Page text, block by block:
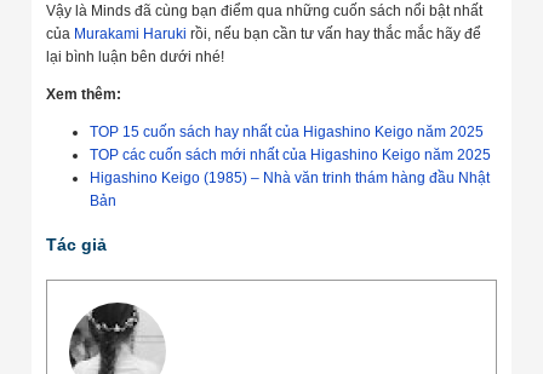
Vậy là Minds đã cùng bạn điểm qua những cuốn sách nổi bật nhất
của Murakami Haruki rồi, nếu bạn cần tư vấn hay thắc mắc hãy để
lại bình luận bên dưới nhé!
Xem thêm:
TOP 15 cuốn sách hay nhất của Higashino Keigo năm 2025
TOP các cuốn sách mới nhất của Higashino Keigo năm 2025
Higashino Keigo (1985) – Nhà văn trinh thám hàng đầu Nhật
Bản
Tác giả